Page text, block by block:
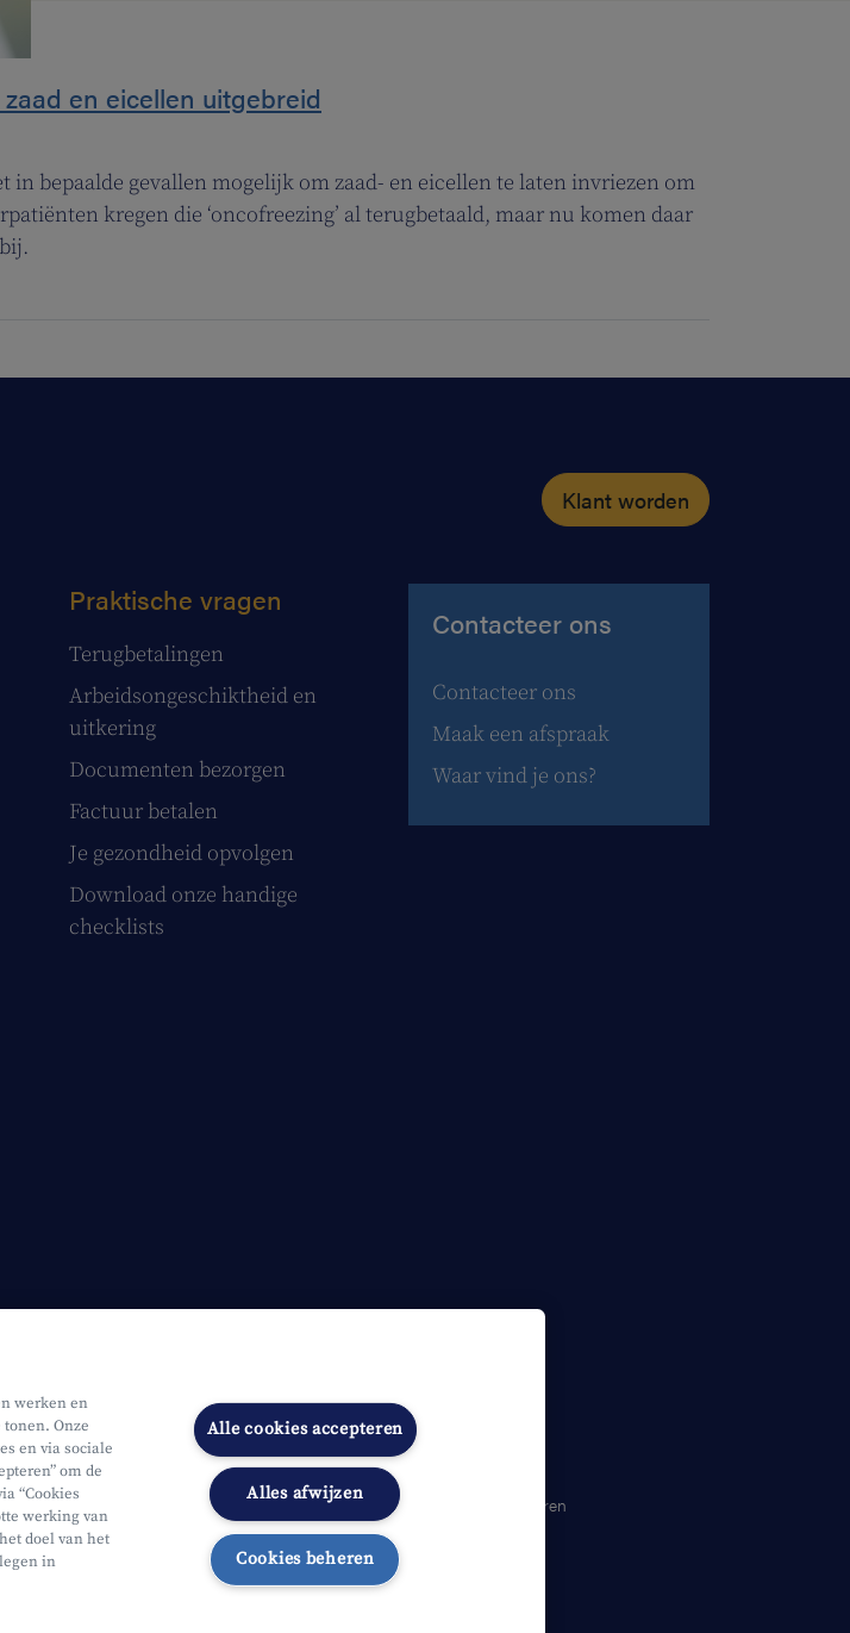
en eicellen uitgebreid
in bepaalde gevallen mogelijk om zaad- en eicellen te laten invriezen om
kregen die ‘oncofreezing’ al terugbetaald, maar nu komen daar
Klant worden
Praktische vragen
Terugbetalingen
Arbeidsongeschiktheid en
uitkering
Documenten bezorgen
Factuur betalen
Je gezondheid opvolgen
Download onze handige
checklists
Contacteer ons
Contacteer ons
Maak een afspraak
Waar vind je ons?
van CDZ Toegankelijkheidsverklaring Cookies beheren
werken en
Onze
en via sociale
om de
“Cookies
werking van
doel van het
in
Alle cookies accepteren
Alles afwijzen
Cookies beheren